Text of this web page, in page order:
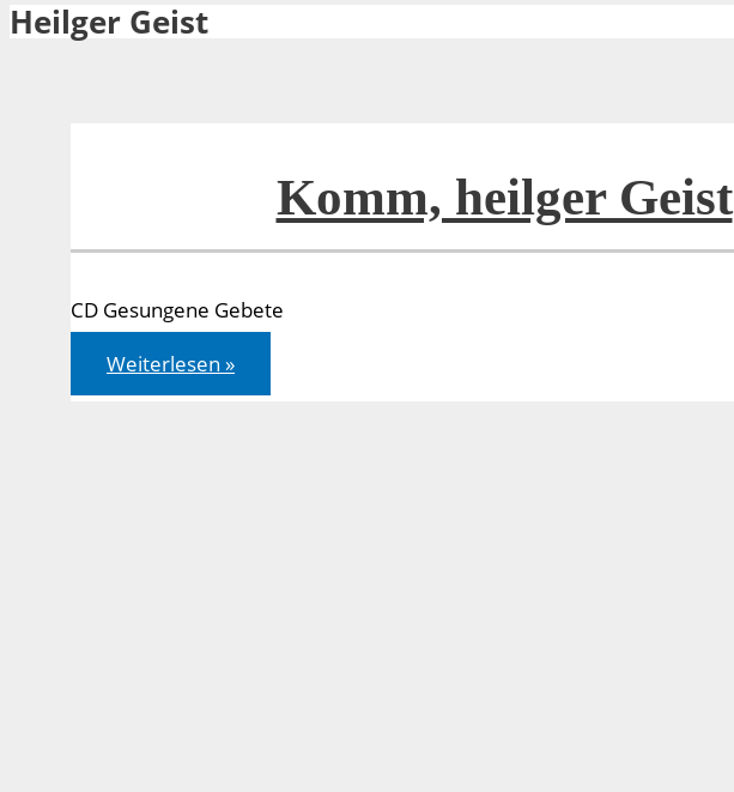
Heilger Geist
Komm, heilger Geist
CD Gesungene Gebete
Komm,
heilger
Geist
Weiterlesen »